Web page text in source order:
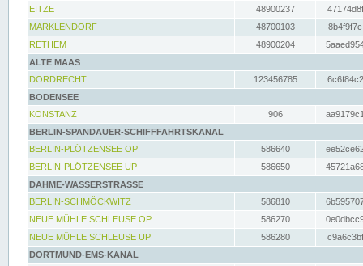
EITZE
48900237
MARKLENDORF
48700103
RETHEM
48900204
ALTE MAAS
DORDRECHT
123456785
BODENSEE
KONSTANZ
906
BERLIN-SPANDAUER-SCHIFFFAHRTSKANAL
BERLIN-PLÖTZENSEE OP
586640
BERLIN-PLÖTZENSEE UP
586650
DAHME-WASSERSTRASSE
BERLIN-SCHMÖCKWITZ
586810
NEUE MÜHLE SCHLEUSE OP
586270
NEUE MÜHLE SCHLEUSE UP
586280
DORTMUND-EMS-KANAL